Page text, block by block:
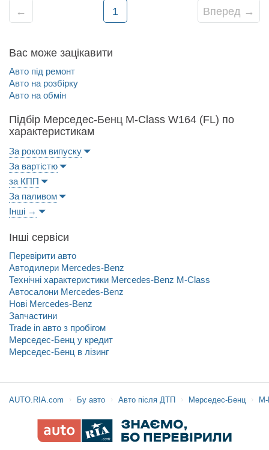
← 1 Вперед →
Вас може зацікавити
Авто під ремонт
Авто на розбірку
Авто на обмін
Підбір Мерседес-Бенц M-Class W164 (FL) по
характеристикам
За роком випуску
За вартістю
за КПП
За паливом
Інші →
Інші сервіси
Перевірити авто
Автодилери Mercedes-Benz
Технічні характеристики Mercedes-Benz M-Class
Автосалони Mercedes-Benz
Нові Mercedes-Benz
Запчастини
Trade in авто з пробігом
Мерседес-Бенц у кредит
Мерседес-Бенц в лізинг
AUTO.RIA.com Бу авто Авто після ДТП Мерседес-Бенц М-